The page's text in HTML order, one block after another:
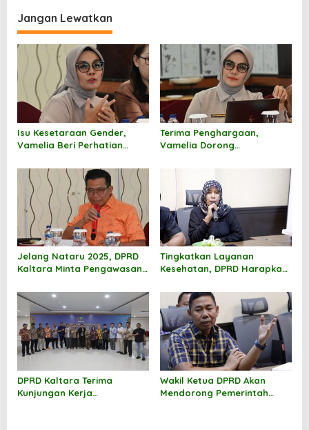
g
a
s
i
p
o
s
Jangan Lewatkan
Isu Kesetaraan Gender,
Vamelia Beri Perhatian
Terima Penghargaan,
Vamelia Dorong
Kaltara
Jelang Nataru 2025, DPRD
Kaltara Minta Pengawasan
Diperketat
Tingkatkan Layanan
Kesehatan, DPRD Harapkan
RSUD dr. Jusuf SK
DPRD Kaltara Terima
Kunjungan Kerja
Wakil Ketua DPRD Akan
Mendorong Pemerintah